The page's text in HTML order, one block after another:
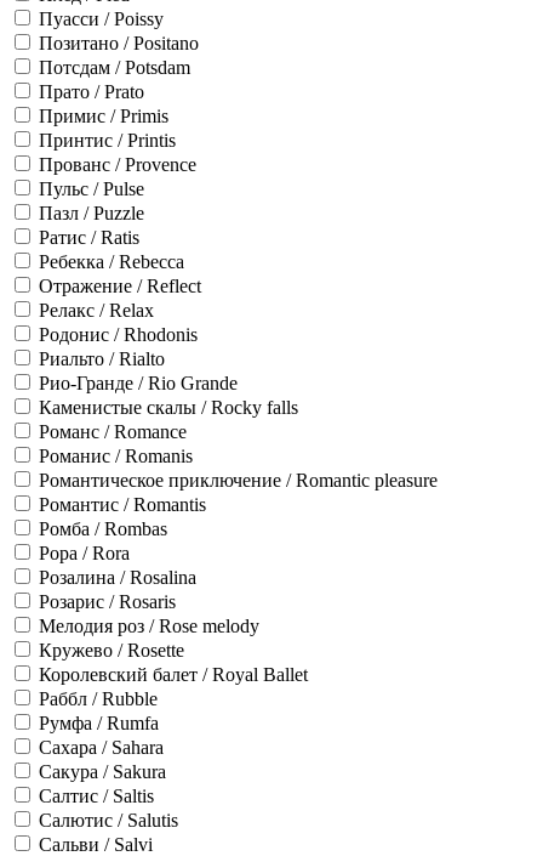
Пуасси / Poissy
Позитано / Positano
Потсдам / Potsdam
Прато / Prato
Примис / Primis
Принтис / Printis
Прованс / Provence
Пульс / Pulse
Пазл / Puzzle
Ратис / Ratis
Ребекка / Rebecca
Отражение / Reflect
Релакс / Relax
Родонис / Rhodonis
Риальто / Rialto
Рио-Гранде / Rio Grande
Каменистые скалы / Rocky falls
Романс / Romance
Романис / Romanis
Романтическое приключение / Romantic pleasure
Романтис / Romantis
Ромба / Rombas
Рора / Rora
Розалина / Rosalina
Розарис / Rosaris
Мелодия роз / Rose melody
Кружево / Rosette
Королевский балет / Royal Ballet
Раббл / Rubble
Румфа / Rumfa
Сахара / Sahara
Сакура / Sakura
Салтис / Saltis
Салютис / Salutis
Сальви / Salvi